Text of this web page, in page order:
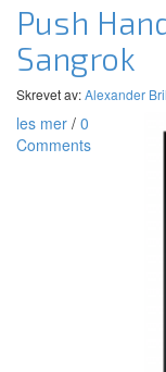
Push
Sangrok
Skrevet av:Alexander
les mer / 0
Comments